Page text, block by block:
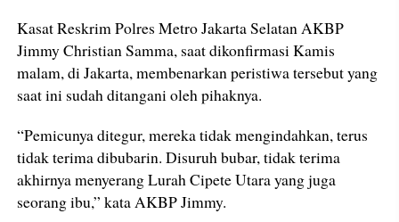
Kasat Reskrim Polres Metro Jakarta Selatan AKBP
Jimmy Christian Samma, saat dikonfirmasi Kamis
malam, di Jakarta, membenarkan peristiwa tersebut yang
saat ini sudah ditangani oleh pihaknya.
“Pemicunya ditegur, mereka tidak mengindahkan, terus
tidak terima dibubarin. Disuruh bubar, tidak terima
akhirnya menyerang Lurah Cipete Utara yang juga
seorang ibu,” kata AKBP Jimmy.